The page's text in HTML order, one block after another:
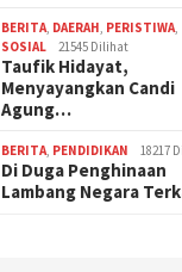
BERITA, DAERAH, PERISTIWA,
SOSIAL
21545 Dilihat
Taufik Hidayat,
Menyayangkan Candi
Agung…
BERITA, PENDIDIKAN 18217
Di Duga Penghinaan
Lambang Negara